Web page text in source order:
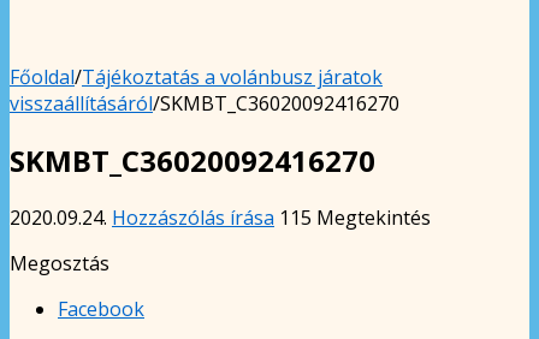
Főoldal/Tájékoztatás a volánbusz járatok
visszaállításáról/SKMBT_C36020092416270
SKMBT_C36020092416270
2020.09.24. Hozzászólás írása 115 Megtekintés
Megosztás
Facebook